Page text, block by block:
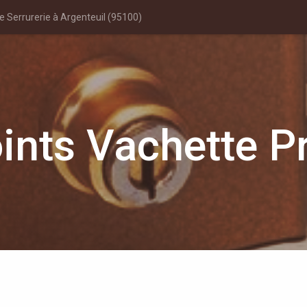
Serrurerie à Argenteuil (95100)
Vachette